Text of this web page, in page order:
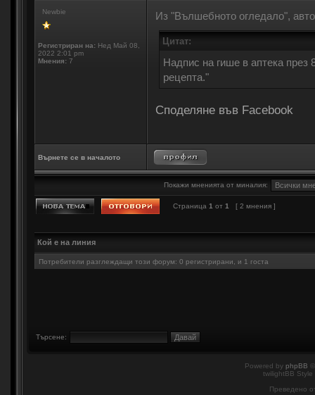
Newbie
Регистриран на: Нед Май 08,
2022 2:01 pm
Мнения: 7
Из "Вълшебното огледало",
Цитат:
Надпис на гише в аптека през
рецепта."
Споделяне във Facebook
Върнете се в началото
Покажи мненията от миналия:
Страница 1 от 1 [ 2 мнения ]
Кой е на линия
Потребители разглеждащи този форум: 0 регистрирани, и 1 госта
Търсене:
Powered by phpBB
twilightBB
Преведено